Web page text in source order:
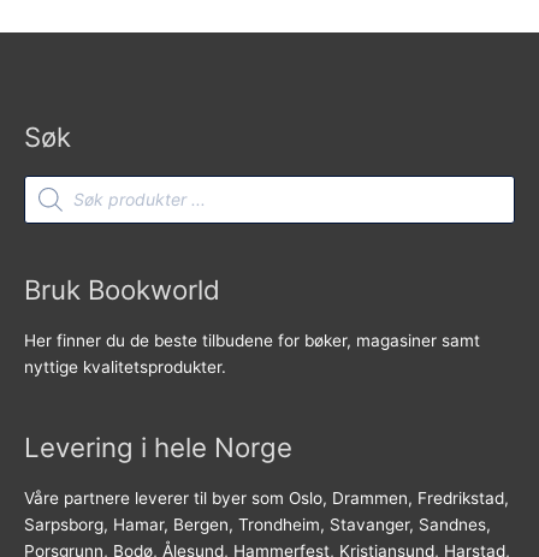
Søk
Products
search
Bruk Bookworld
Her finner du de beste tilbudene for bøker, magasiner samt
nyttige kvalitetsprodukter.
Levering i hele Norge
Våre partnere leverer til byer som Oslo, Drammen, Fredrikstad,
Sarpsborg, Hamar, Bergen, Trondheim, Stavanger, Sandnes,
Porsgrunn, Bodø, Ålesund, Hammerfest, Kristiansund, Harstad,